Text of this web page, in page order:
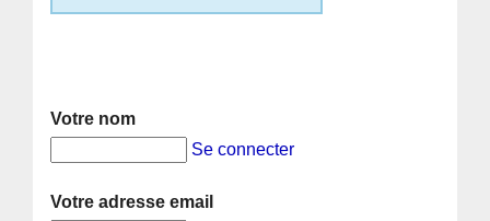
Votre nom
Se connecter
Votre adresse email